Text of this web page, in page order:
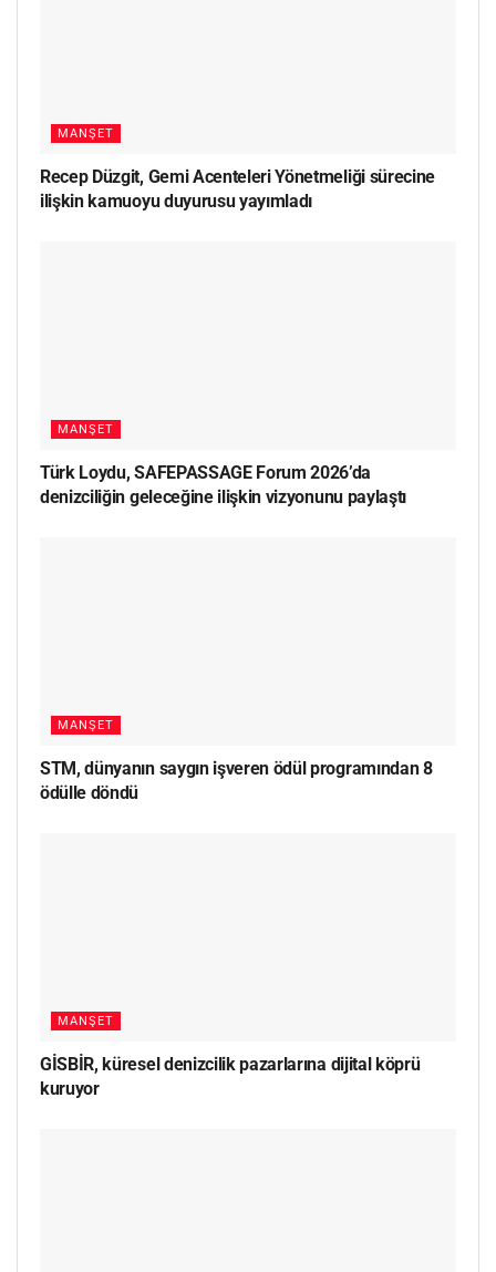
MANŞET
Recep Düzgit, Gemi Acenteleri Yönetmeliği sürecine
ilişkin kamuoyu duyurusu yayımladı
MANŞET
Türk Loydu, SAFEPASSAGE Forum 2026’da
denizciliğin geleceğine ilişkin vizyonunu paylaştı
MANŞET
STM, dünyanın saygın işveren ödül programından 8
ödülle döndü
MANŞET
GİSBİR, küresel denizcilik pazarlarına dijital köprü
kuruyor